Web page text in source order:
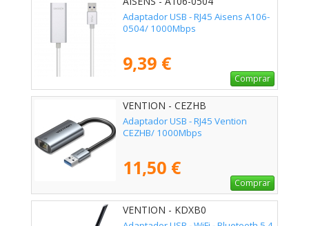
Adaptador USB - RJ45 Aisens A106-
0504/ 1000Mbps
9,39 €
Comprar
VENTION - CEZHB
Adaptador USB - RJ45 Vention
CEZHB/ 1000Mbps
11,50 €
Comprar
VENTION - KDXB0